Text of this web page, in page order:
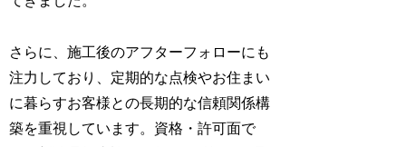
さらに、施工後のアフターフォローにも
注力しており、定期的な点検やお住まい
に暮らすお客様との長期的な信頼関係構
築を重視しています。資格・許可面で